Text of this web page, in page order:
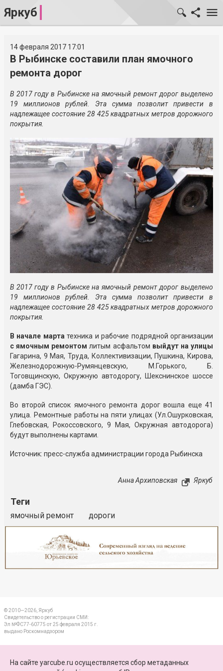
Яркуб
14 февраля 2017 17:01
В Рыбинске составили план ямочного
ремонта дорог
В 2017 году в Рыбинске на ямочный ремонт дорог выделено
19 миллионов рублей. Эта сумма позволит привести в
надлежащее состояние 28 425 квадратных метров дорожного
покрытия.
В 2017 году в Рыбинске на ямочный ремонт дорог выделено
19 миллионов рублей. Эта сумма позволит привести в
надлежащее состояние 28 425 квадратных метров дорожного
покрытия.
В начале марта техника и рабочие подрядной организации
с ямочным ремонтомлитым асфальтом выйдут на улицы
Гагарина, 9 Мая, Труда, Коллективизации, Пушкина, Кирова,
Железнодорожную-Румянцевскую, М.Горького, Б.
Тоговщинскую, Окружную автодорогу, Шекснинское шоссе
(дамба ГЭС).
Во второй список ямочного ремонта дорог вошла еще 41
улица. Ремонтные работы на пяти улицах (Ул.Ошурковская,
Глебовская, Рокоссовского, 9 Мая, Окружная автодорога)
будут выполнены картами.
Источник: пресс-служба администрации города Рыбинска
Анна Архиповская Яркуб
Теги
ямочный ремонт дороги
© 2010—2026, Яркуб
Свидетельство о регистрации СМИ:
Эл №ФС77-60775 от 25 февраля 2015 г.
выдано Роскомнадзором
На сайте yarcube.ru осуществляется сбор метаданных